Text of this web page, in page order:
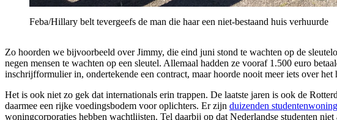
Feba/Hillary belt tevergeefs de man die haar een niet-bestaand huis verhuurde
Zo hoorden we bijvoorbeeld over Jimmy, die eind juni stond te wachten op de
negen mensen te wachten op een sleutel. Allemaal hadden ze vooraf 1.500 euro
inschrijfformulier in, ondertekende een contract, maar hoorde nooit meer iets over
Het is ook niet zo gek dat internationals erin trappen. De laatste jaren is ook de
daarmee een rijke voedingsbodem voor oplichters. Er zijn duizenden
woningcorporaties hebben wachtlijsten. Tel daarbij op dat Nederlandse studenten